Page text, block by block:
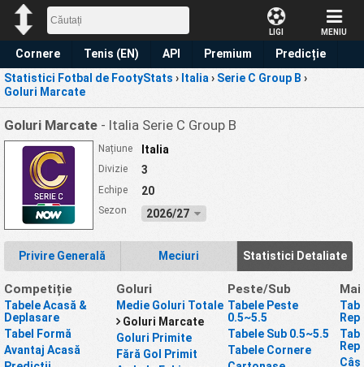
LIGI MENIU
Cornere Tenis (EN) API Premium
Predicție
Statistici Fotbal de FootyStats › Italia › Serie C Group B ›
Goluri Marcate
Goluri Marcate - Italia Serie C Group B
Națiune Italia
Divizie 3
Echipe 20
Sezon 2026/27
Privire Generală Meciuri Statistici Detaliate
Competiție
Tabele Acasă &
Deplasare
Tabel Formă
Avantaj Acasă
Goluri
Medie Goluri Totale
Goluri Marcate
Goluri Primite
Fără Gol Primit
Peste/Sub
Tabele Peste
0.5~5.5
Tabele Sub 0.5~5.5
Tabele Cornere